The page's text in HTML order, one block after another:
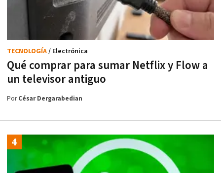
Qué comprar para sumar Netflix y Flow a
un televisor antiguo
TECNOLOGÍA/ Electrónica
PorCésar Dergarabedian